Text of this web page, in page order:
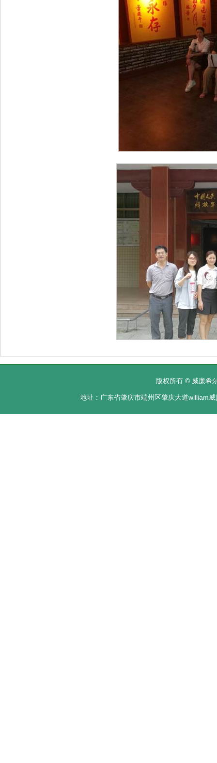
版权所有 © 威廉希
地址：广东省肇庆市端州区肇庆大道william